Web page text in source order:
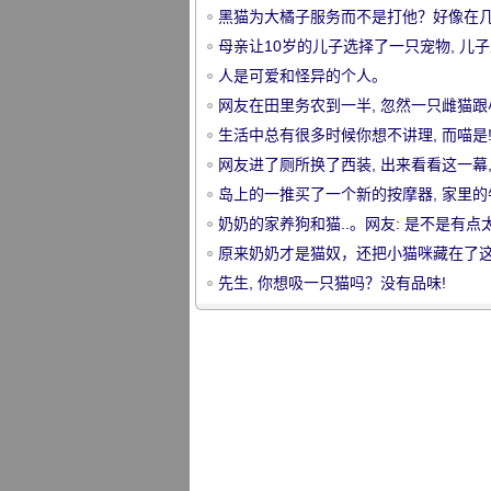
宠
黑猫为大橘子服务而不是打他？好像在
里之外..。
母亲让10岁的儿子选择了一只宠物, 儿
想要一只猫, 只是没想到..。
人是可爱和怪异的个人。
网友在田里务农到一半, 忽然一只雌猫
过来, 之后.....。
生活中总有很多时候你想不讲理, 而喵是!
网友进了厕所换了西装, 出来看看这一
着哭了.....。
岛上的一推买了一个新的按摩器, 家里的
看, 直接上..。
奶奶的家养狗和猫..。网友: 是不是有点
怪了？
原来奶奶才是猫奴，还把小猫咪藏在了
里！
先生, 你想吸一只猫吗？没有品味!